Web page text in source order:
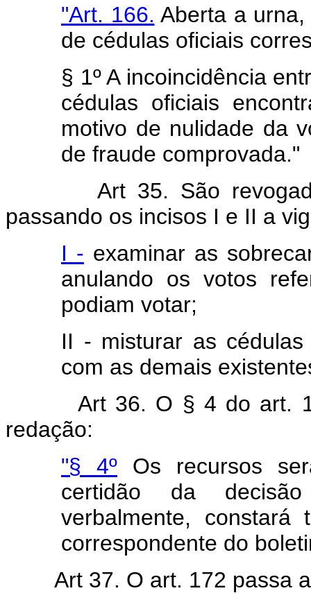
"Art. 166. Aberta a
de cédulas oficiais
§ 1º A incoincidência
cédulas oficiais
motivo de nulidade da
de fraude comprovada."
Art 35. São
passando os incisos I e II a
I - examinar as
anulando os votos
podiam votar;
II - misturar as
com as demais
Art 36. O § 4 do art.
redação:
"§ 4º Os recursos
certidão da
verbalmente,
correspondente do
Art 37. O art. 172 passa